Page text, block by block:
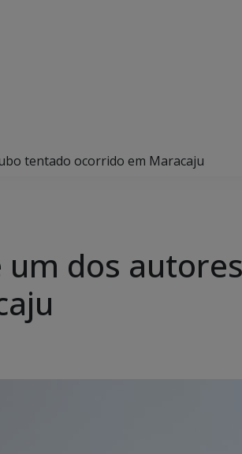
tentado ocorrido em Maracaju
um dos